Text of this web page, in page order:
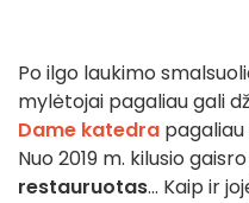
Po ilgo laukimo
mylėtojai pagaliau gali
Dame katedra
Nuo 2019 m. kilusio
restauruotas... Kaip ir